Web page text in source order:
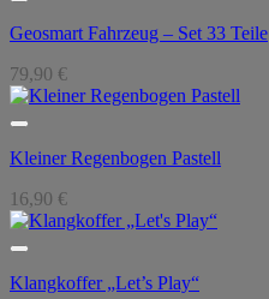
Geosmart Fahrzeug – Set 33 Teile
79,90 €
Kleiner Regenbogen Pastell
16,90 €
Klangkoffer „Let’s Play“